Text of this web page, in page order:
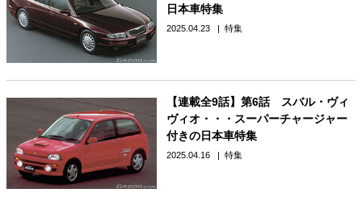
日本車特集
2025.04.23 特集
【連載全9話】第6話 スバル・ヴィ
ヴィオ・・・スーパーチャージャー
付きの日本車特集
2025.04.16 特集